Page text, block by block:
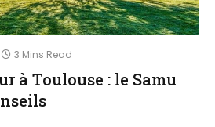
3 Mins Read
à Toulouse : le Samu